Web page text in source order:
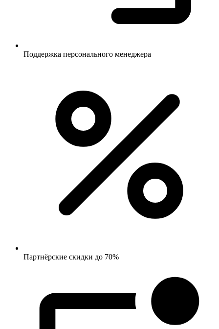
Поддержка персонального менеджера
Партнёрские скидки до 70%